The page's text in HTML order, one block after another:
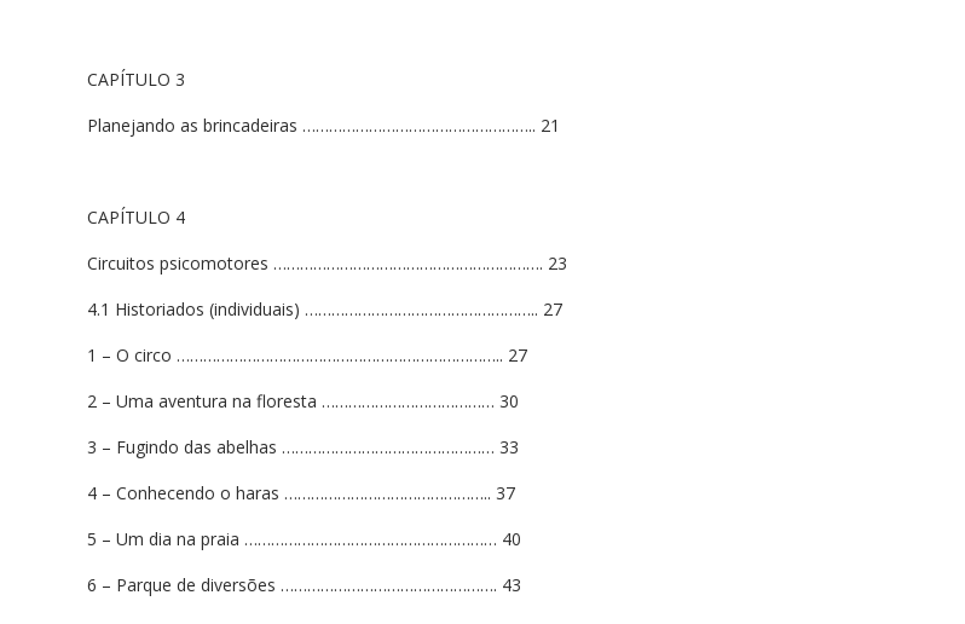
CAPÍTULO 3
Planejando as brincadeiras …………………………………………….. 21
CAPÍTULO 4
Circuitos psicomotores ……………………………………………………. 23
4.1 Historiados (individuais) …………………………………………….. 27
1 – O circo ……………………………………………………………….. 27
2 – Uma aventura na floresta ………………………………… 30
3 – Fugindo das abelhas ………………………………………… 33
4 – Conhecendo o haras ……………………………………….. 37
5 – Um dia na praia ………………………………………………… 40
6 – Parque de diversões …………………………………………. 43